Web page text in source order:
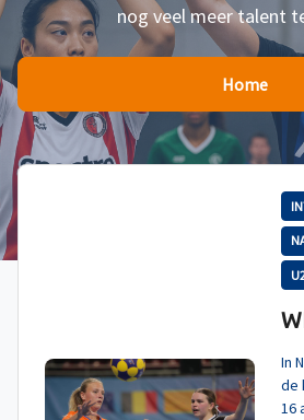
nog veel meer talent
Home
In
de
16